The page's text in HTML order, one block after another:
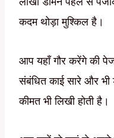
कदम थोड़ा मुश्किल है।
आप यहाँ गौर करेंगे की
संबंधित काई सारे और
कीमत भी लिखी होती है।